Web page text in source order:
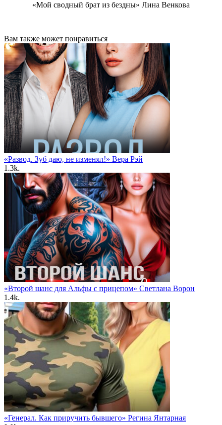
«Мой сводный брат из бездны» Лина Венкова
Вам также может понравиться
«Развод. Зуб даю, не изменял!» Вера Рэй
1.3k.
«Второй шанс для Альфы с прицепом» Светлана Ворон
1.4k.
«Генерал. Как приручить бывшего» Регина Янтарная